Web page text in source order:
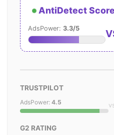
AntiDetect
AdsPower: 3.3/5
TRUSTPILOT
AdsPower: 4.5
G2 RATING